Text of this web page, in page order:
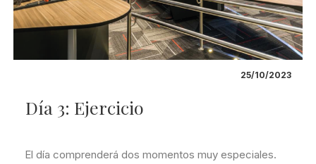
25/10/2023
Día 3: Ejercicio
El día comprenderá dos momentos muy especiales.